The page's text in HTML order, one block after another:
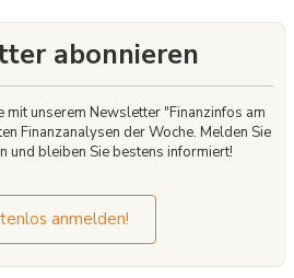
abonnieren
mit unserem Newsletter "Finanzinfos am
Finanzanalysen der Woche. Melden Sie
und bleiben Sie bestens informiert!
anmelden!